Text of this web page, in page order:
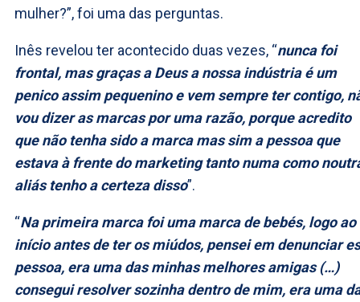
mulher?”, foi uma das perguntas.
Inês revelou ter acontecido duas vezes, “nunca foi
frontal, mas graças a Deus a nossa indústria é um
penico assim pequenino e vem sempre ter contigo,
vou dizer as marcas por uma razão, porque acredito
que não tenha sido a marca mas sim a pessoa que
estava à frente do marketing tanto numa como
aliás tenho a certeza disso”.
“Na primeira marca foi uma marca de bebés, logo ao
início antes de ter os miúdos, pensei em denunciar
pessoa, era uma das minhas melhores amigas (…)
consegui resolver sozinha dentro de mim, era uma